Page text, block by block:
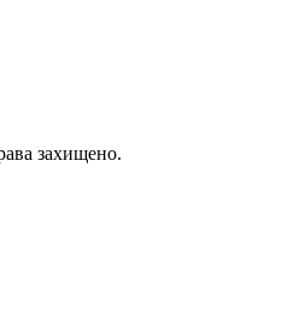
захищено.